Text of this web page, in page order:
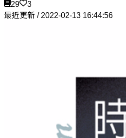
29
3
最近更新 / 2022-02-13 16:44:56